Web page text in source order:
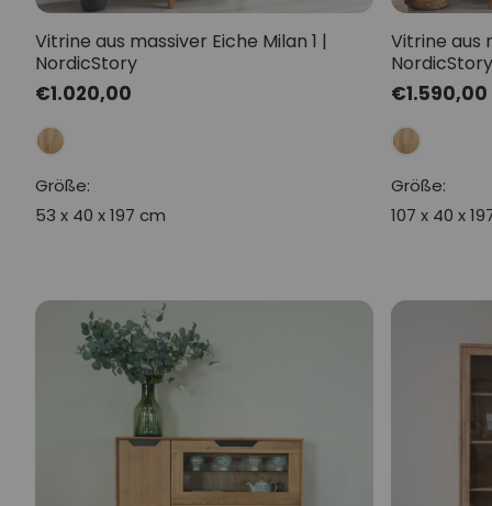
Vitrine aus massiver Eiche Milan 1 |
NordicStory
Normaler
Preis
€1.020,00
Größe:
53 x 40 x 197 cm
Vitrine aus
NordicStory
Normaler
Preis
€1.590,00
Größe:
107 x 40 x